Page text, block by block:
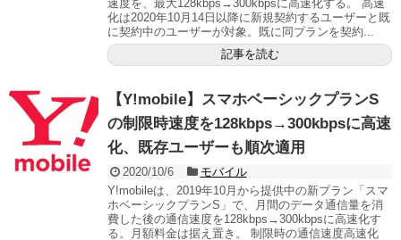
速度を、最大128kbps→300kbpsに高速化する。 高速
化は2020年10月14日以降に新規契約するユーザーと既
に契約中のユーザーが対象。既に同プランを契約...
記事を読む
【Y!mobile】スマホベーシックプランS
の制限時速度を128kbps→300kbpsに高速
化、既存ユーザーも順次適用
2020/10/6
モバイル
Y!mobileは、2019年10月から提供中の新プラン「スマ
ホベーシックプランS」で、月間のデータ通信量を消
費した後の通信速度を128kbps→300kbpsに高速化す
る。月額料金は据え置き。 制限時の通信速度高速化